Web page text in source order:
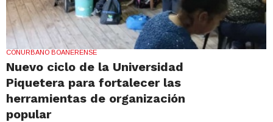
CONURBANO BOANERENSE
Nuevo ciclo de la Universidad
Piquetera para fortalecer las
herramientas de organización
popular